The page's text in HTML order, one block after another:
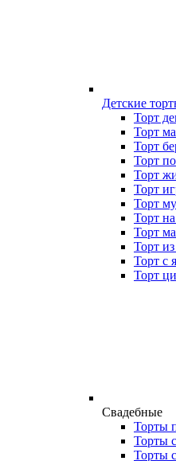
Детские
Торт
Торт
Торт
Торт
Торт
Торт
Торт
Торт
Торт
Торт
Торт с
Торт
Свадебные
Торты
Торты
Торты